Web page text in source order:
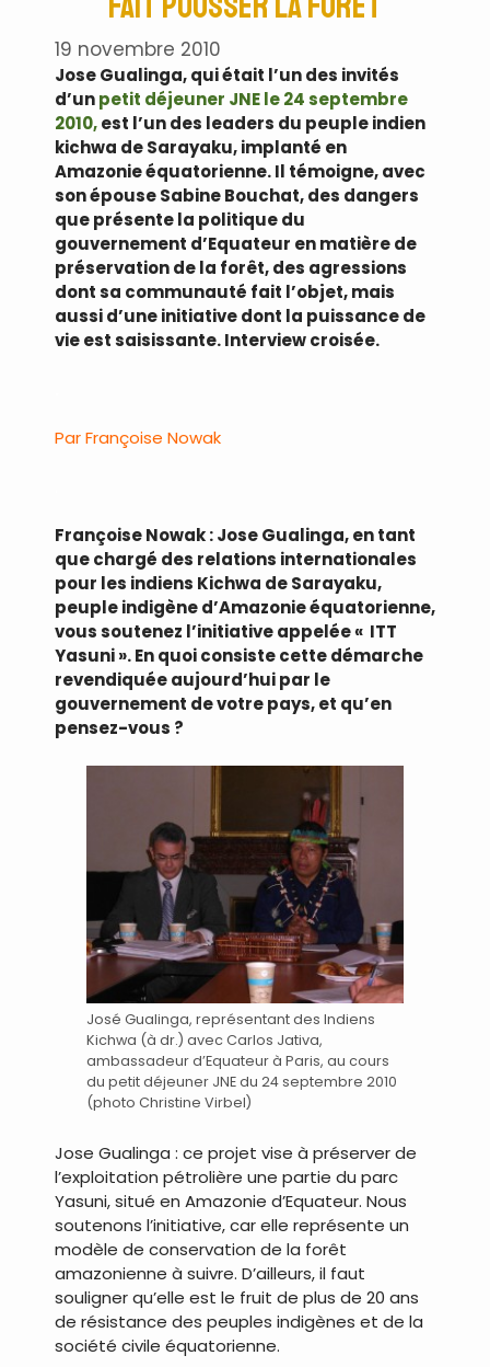
19 novembre 2010
Jose Gualinga, qui était l’un des invités
d’unpetit déjeuner JNE le 24 septembre
2010,est l’un des leaders du peuple indien
kichwa de Sarayaku, implanté en
Amazonie équatorienne. Il témoigne, avec
son épouse Sabine Bouchat, des dangers
que présente la politique du
gouvernement d’Equateur en matière de
préservation de la forêt, des agressions
dont sa communauté fait l’objet, mais
aussi d’une initiative dont la puissance de
vie est saisissante. Interview croisée.
Par Françoise Nowak
Françoise Nowak : Jose Gualinga, en tant
que chargé des relations internationales
pour les indiens Kichwa de Sarayaku,
peuple indigène d’Amazonie équatorienne,
vous soutenez l’initiative appelée « ITT
Yasuni ». En quoi consiste cette démarche
revendiquée aujourd’hui par le
gouvernement de votre pays, et qu’en
pensez-vous ?
José Gualinga, représentant des Indiens
Kichwa (à dr.) avec Carlos Jativa,
ambassadeur d’Equateur à Paris, au cours
du petit déjeuner JNE du 24 septembre 2010
(photo Christine Virbel)
Jose Gualinga : ce projet vise à préserver de
l’exploitation pétrolière une partie du parc
Yasuni, situé en Amazonie d’Equateur. Nous
soutenons l’initiative, car elle représente un
modèle de conservation de la forêt
amazonienne à suivre. D’ailleurs, il faut
souligner qu’elle est le fruit de plus de 20 ans
de résistance des peuples indigènes et de la
société civile équatorienne.